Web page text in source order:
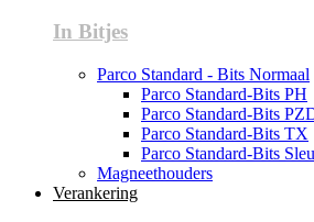
In Bitjes
Parco Standard - Bits Normaal
Parco Standard-Bits PH
Parco Standard-Bits
Parco Standard-Bits TX
Parco Standard-Bits
Magneethouders
Verankering